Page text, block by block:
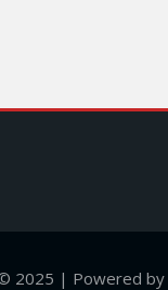
2025 | Powered by